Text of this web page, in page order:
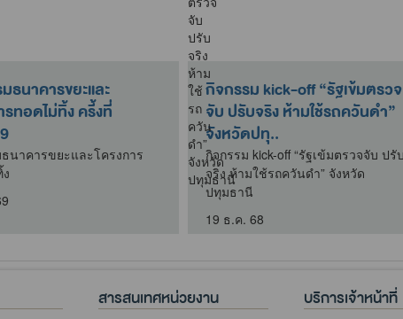
ธนาคารขยะและ
รทอดไม่ทิ้ง ครี้งที่
นาคารขยะและโครงการ
กิจกรรม kick-off “รัฐเข้มตรวจ
จับ ปรับจริง ห้ามใช้รถควันดำ”
จังหวัดปทุ..
กิจกรรม kick-off “รัฐเข้มตรวจจับ ปรับ
จริง ห้ามใช้รถควันดำ” จังหวัด
ปทุมธานี
19 ธ.ค. 68
สารสนเทศหน่วยงาน บริการเจ้าหน้าที่